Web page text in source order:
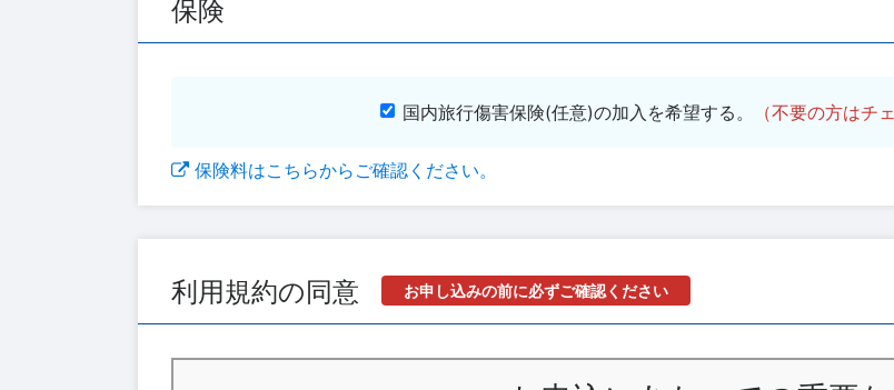
保険
国内旅行傷害保険(任意)の加入を希望する。 （不要の方はチ
保険料はこちらからご確認ください。
利用規約の同意 お申し込みの前に必ずご確認ください